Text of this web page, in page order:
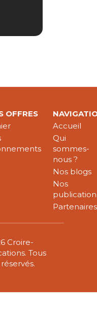
OFFRES
Accueil
Qui
sommes-
nous ?
Nos blogs
Nos
Partenaires
Croire-
Tous